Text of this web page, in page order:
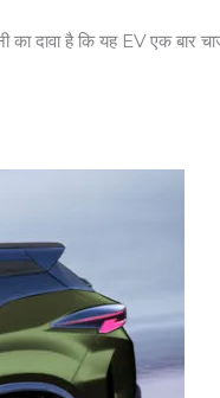
का दावा है कि यह EV एक